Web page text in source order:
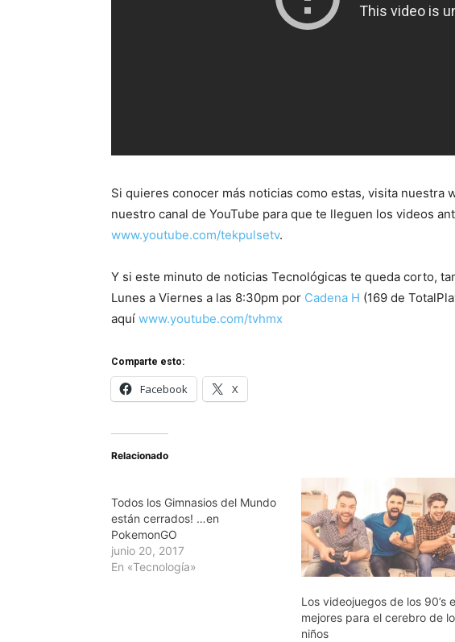
Si quieres conocer más noticias como estas, visita nuestra
nuestro canal de YouTube para que te lleguen los videos
www.youtube.com/tekpulsetv.
Y si este minuto de noticias Tecnológicas te queda corto,
Lunes a Viernes a las 8:30pm por Cadena H (169 de
aquí www.youtube.com/tvhmx
Comparte esto:
Facebook X
Relacionado
Todos los Gimnasios del Mundo
están cerrados! …en
PokemonGO
junio 20, 2017
En «Tecnología»
Los videojuegos de los 90’s
mejores para el cerebro de
niños